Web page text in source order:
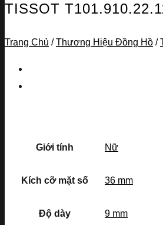
TISSOT
Trang Chủ / Thương Hiệu Đồng Hồ /
Giới tính Nữ
Kích cỡ mặt số 36 mm
Độ dày 9 mm